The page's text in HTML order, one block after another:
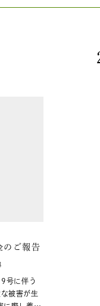
のご報告
号に伴う
被害が生